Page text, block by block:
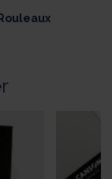
Rouleaux